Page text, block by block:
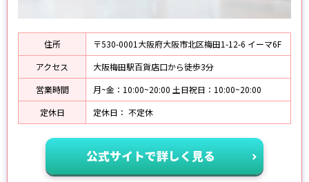
住所
〒530-0001大阪府大阪市北区梅田1-12-6 イーマ6F
アクセス
大阪梅田駅百貨店口から徒歩3分
営業時間
月~金：10:00~20:00 土日祝日：10:00~20:00
定休日
定休日： 不定休
公式サイトで詳しく見る